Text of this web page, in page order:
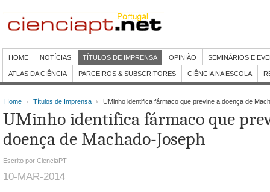
HOME NOTÍCIAS TÍTULOS DE IMPRENSA OPINIÃO SEMINÁRIOS E
ATLAS DA CIÊNCIA PARCEIROS & SUBSCRITORES CIÊNCIA NA ESCOLA
Home Títulos de Imprensa UMinho identifica fármaco que previne a doença de
UMinho identifica fármaco que
doença de Machado-Joseph
Escrito por CienciaPT
10-MAR-2014